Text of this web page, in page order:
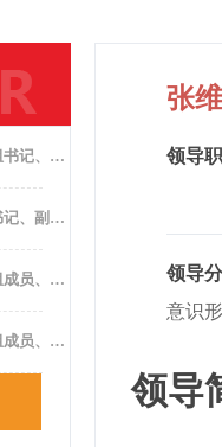
山南市统计局党组书记、副局长
市统计局党组副书记、副局长
山南市统计局党组成员、副局长
山南市统计局党组成员、副局长
张
领导
领导
意识
领导